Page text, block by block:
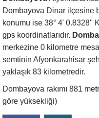
Dombayova Dinar ilçesine
konumu ise 38° 4' 0.8328''
gps koordinatlarıdır.
merkezine 0 kilometre
semtinin Afyonkarahisar
yaklaşık 83 kilometredir.
Dombayova rakımı 881
göre yüksekliği)